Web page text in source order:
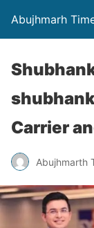
Abujhmarh
Carrier
Abujhmarth